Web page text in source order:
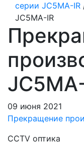
серии JC5MA-IR
JC5MA-IR
09 июня 2021
Прекращение
CCTV оптика